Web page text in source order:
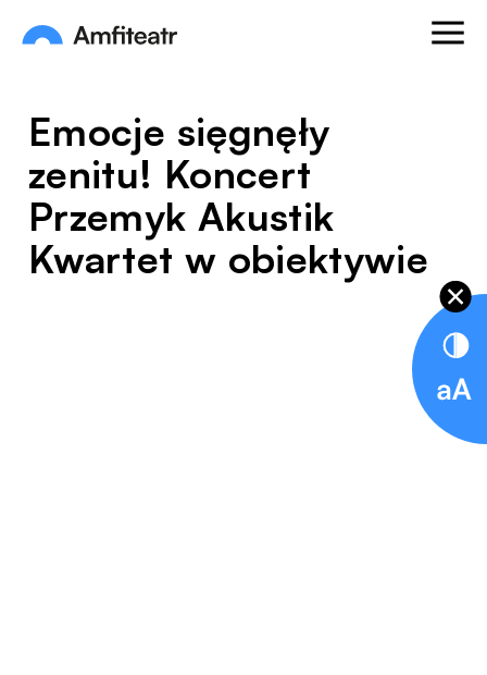
Amfiteatr. Miejski Ośrodek Kultury
Otwórz
Emocje sięgnęły
zenitu! Koncert
Przemyk Akustik
Kwartet w obiektywie